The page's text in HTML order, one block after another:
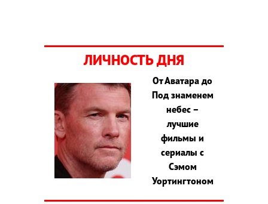
ЛИЧНОСТЬ ДНЯ
От Аватара до
Под знаменем
небес –
лучшие
фильмы и
сериалы с
Сэмом
Уортингтоном